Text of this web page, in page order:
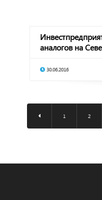
аналогов на
30.06.2016
1 2